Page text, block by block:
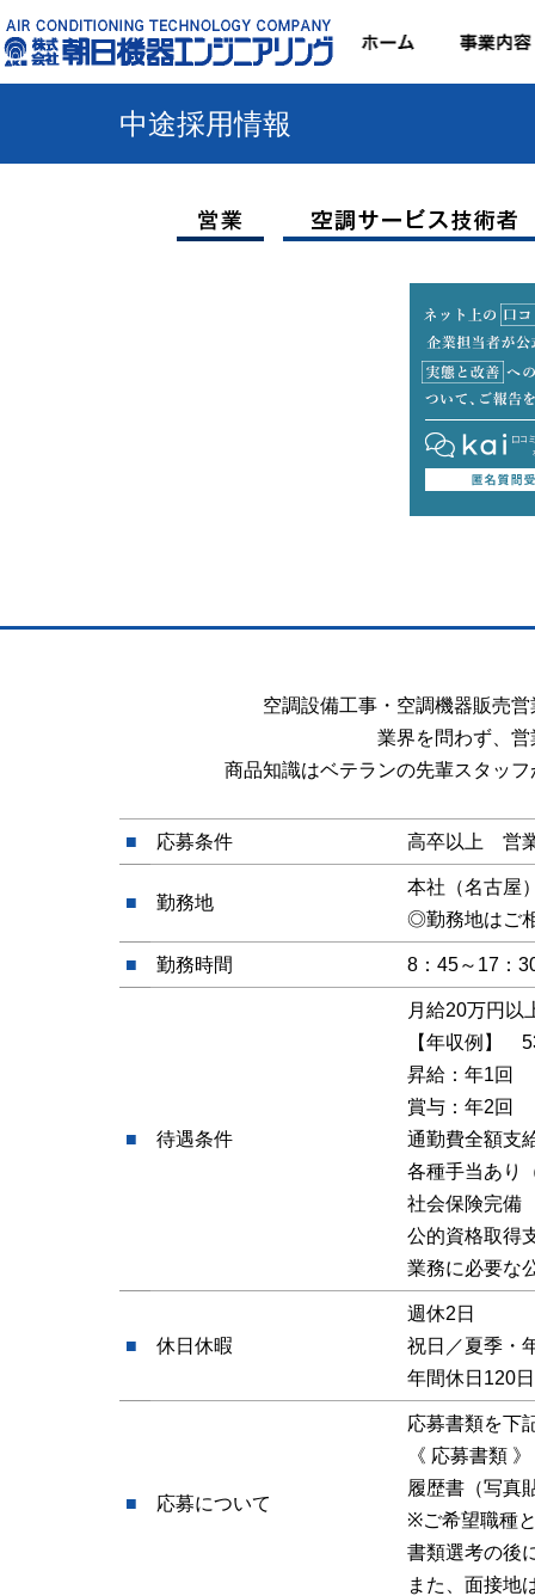
中途採用情報
空調設備工事・空調機器販売
業界を問わず、
商品知識はベテランの先輩スタッ
■ 応募条件 高卒以上 営
■ 勤務地
本社（名古屋
◎勤務地はご
■ 勤務時間 8：45～17
■ 待遇条件
月給20万円以
【年収例】
昇給：年1回
賞与：年2回
通勤費全額支
各種手当あり
社会保険完備
公的資格取得
業務に必要な
■ 休日休暇
週休2日
祝日／夏季・
年間休日120
■ 応募について
応募書類を下
《 応募書類 》
履歴書（写真
※ご希望職種
書類選考の後
また、面接地